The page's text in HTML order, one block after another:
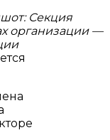
Секция
организации —